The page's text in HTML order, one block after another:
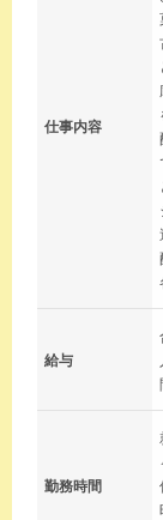
仕事内容
給与
勤務時間